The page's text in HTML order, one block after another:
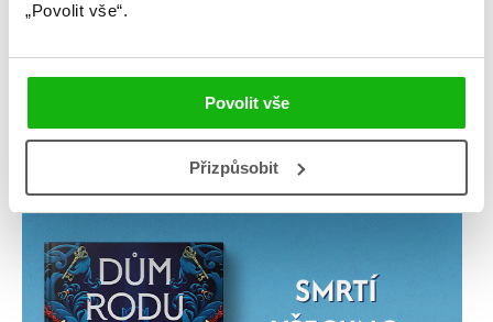
„Povolit vše“.
Povolit vše
Přizpůsobit